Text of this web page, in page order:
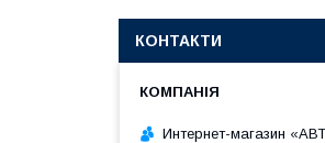
КОНТАКТИ
Интернет-магазин